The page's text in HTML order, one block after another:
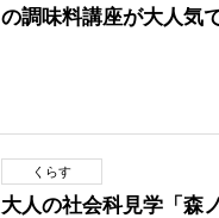
の調味料講座が大人気で
くらす
大人の社会科見学「森